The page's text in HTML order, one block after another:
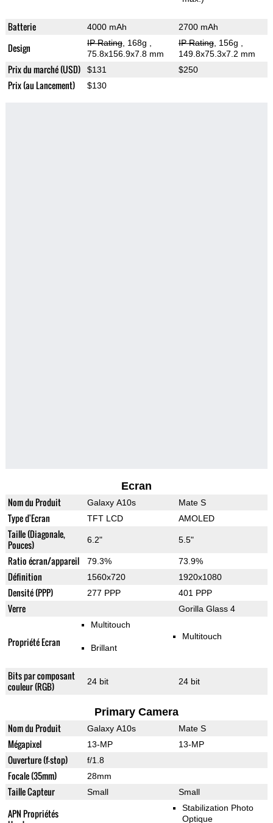
Batterie 4000 mAh 2700 mAh
Design IP Rating, 168g
75.8x156.9x7.8 mm
IP Rating, 156g
149.8x75.3x7.2 mm
Prix du marché (USD) $131 $250
Prix (au Lancement) $130
Ecran
Nom du Produit Galaxy A10s Mate S
Type d'Ecran TFT LCD AMOLED
Taille (Diagonale,
Pouces)
6.2" 5.5"
Ratio écran/appareil 79.3% 73.9%
Définition 1560x720 1920x1080
Densité (PPP) 277 PPP 401 PPP
Verre Gorilla Glass 4
Propriété Ecran
Multitouch
Brillant
Multitouch
Bits par composant
couleur (RGB)
24 bit 24 bit
Primary Camera
Nom du Produit Galaxy A10s Mate S
Mégapixel 13-MP 13-MP
Ouverture (f-stop) f/1.8
Focale (35mm) 28mm
Taille Capteur Small Small
APN Propriétés
Stabilization Photo
Optique